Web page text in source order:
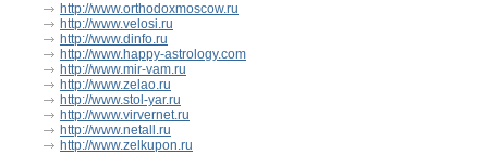
http://www.orthodoxmoscow.ru
http://www.velosi.ru
http://www.dinfo.ru
http://www.happy-astrology.com
http://www.mir-vam.ru
http://www.zelao.ru
http://www.stol-yar.ru
http://www.virvernet.ru
http://www.netall.ru
http://www.zelkupon.ru